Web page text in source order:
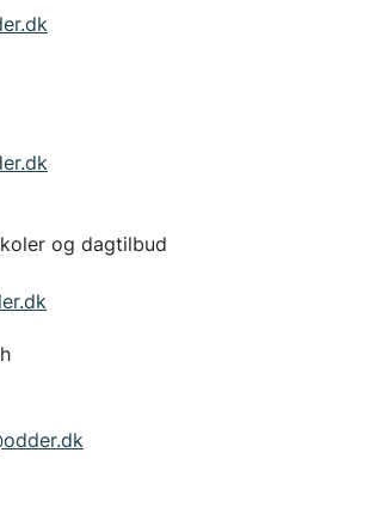
og dagtilbud